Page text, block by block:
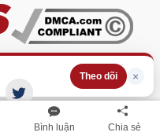
Bình luận Chia sẻ
Theo dõi ×